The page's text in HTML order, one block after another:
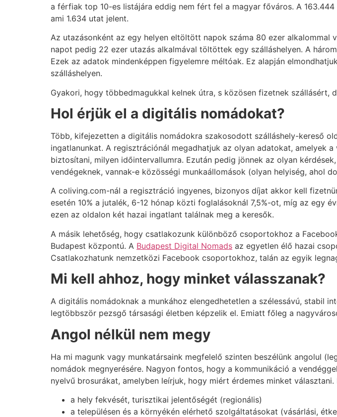
a férfiak top 10-es listájára eddig nem fért fel a magyar főváros. A
ami 1.634 utat jelent.
Az utazásonként az egy helyen eltöltött napok száma 80 ezer
napot pedig 22 ezer utazás alkalmával töltöttek egy szálláshelyen. A
Ezek az adatok mindenképpen figyelemre méltóak. Ez alapján
szálláshelyen.
Gyakori, hogy többedmagukkal kelnek útra, s közösen fizetnek szállásért,
Hol érjük el a digitális nomádokat?
Több, kifejezetten a digitális nomádokra szakosodott szálláshely-kereső
ingatlanunkat. A regisztrációnál megadhatjuk az olyan adatokat, amelyek
biztosítani, milyen időintervallumra. Ezután pedig jönnek az olyan
vendégeknek, vannak-e közösségi munkaállomások (olyan helyiség, ahol
A coliving.com-nál a regisztráció ingyenes, bizonyos díjat akkor kell
esetén 10% a jutalék, 6-12 hónap közti foglalásoknál 7,5%-ot, míg az egy
ezen az oldalon két hazai ingatlant találnak meg a keresők.
A másik lehetőség, hogy csatlakozunk különböző csoportokhoz a
Budapest központú. A Budapest Digital Nomads az egyetlen élő hazai
Csatlakozhatunk nemzetközi Facebook csoportokhoz, talán az egyik
Mi kell ahhoz, hogy minket válasszanak?
A digitális nomádoknak a munkához elengedhetetlen a szélessávú, stabil
legtöbbször pezsgő társasági életben képzelik el. Emiatt főleg a
Angol nélkül nem megy
Ha mi magunk vagy munkatársaink megfelelő szinten beszélünk angolul
nomádok megnyerésére. Nagyon fontos, hogy a kommunikáció a
nyelvű brosurákat, amelyben leírjuk, hogy miért érdemes minket
a hely fekvését, turisztikai jelentőségét (regionális)
a településen és a környékén elérhető szolgáltatásokat (vásárlási,